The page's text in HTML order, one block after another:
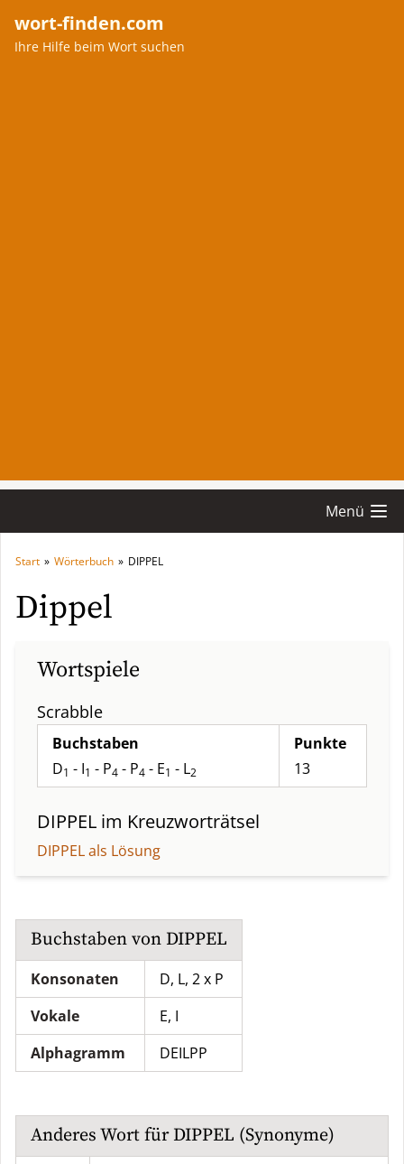
wort-finden.com
Ihre Hilfe beim Wort suchen
Menü
Start » Wörterbuch » DIPPEL
Dippel
Wortspiele
Scrabble
Buchstaben
D1 - I1 - P4 - P4 - E1 - L2
Punkte
13
DIPPEL im Kreuzworträtsel
DIPPEL als Lösung
Buchstaben von DIPPEL
Konsonaten
D, L, 2 x P
Vokale
E, I
Alphagramm
DEILPP
Anderes Wort fürDIPPEL (Synonyme)